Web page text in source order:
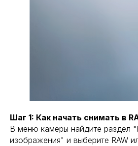
Шаг 1: Как начать снимать в
В меню камеры найдите раздел
изображения" и выберите RAW